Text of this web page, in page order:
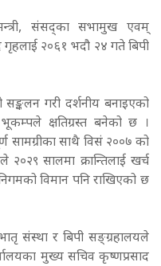
संसद्का सभामुख एवम्
गृहलाई २०६१ भदौ २४ गते बिपी
गरी दर्शनीय बनाइएको
क्षतिग्रस्त बनेको छ ।
सामग्रीका साथै विसं २००७ को
२०२९ सालमा क्रान्तिलाई खर्च
विमान पनि राखिएको छ
संस्था र बिपी सङ्ग्रहालयले
मुख्य सचिव कृष्णप्रसाद